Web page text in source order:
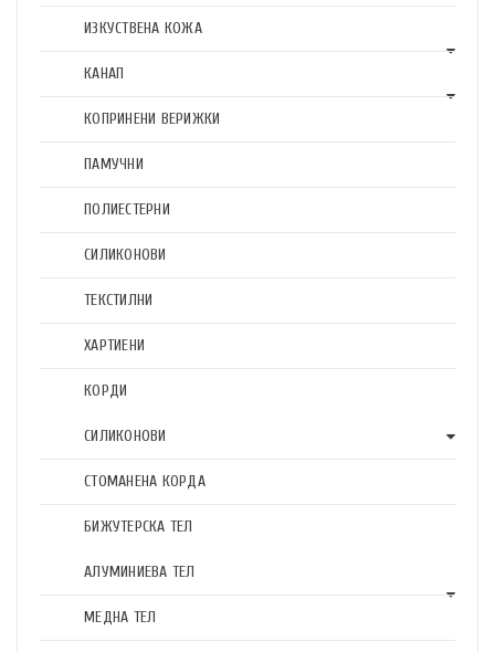
ИЗКУСТВЕНА КОЖА
КАНАП
КОПРИНЕНИ ВЕРИЖКИ
ПАМУЧНИ
ПОЛИЕСТЕРНИ
СИЛИКОНОВИ
ТЕКСТИЛНИ
ХАРТИЕНИ
КОРДИ
СИЛИКОНОВИ
СТОМАНЕНА КОРДА
БИЖУТЕРСКА ТЕЛ
АЛУМИНИЕВА ТЕЛ
МЕДНА ТЕЛ